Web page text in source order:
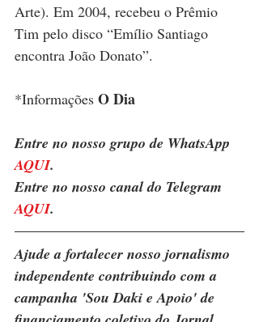
Arte). Em 2004, recebeu o Prêmio
Tim pelo disco “Emílio Santiago
encontra João Donato”.
*Informações O Dia
Entre no nosso grupo de WhatsApp
AQUI.
Entre no nosso canal do Telegram
AQUI.
Ajude a fortalecer nosso jornalismo
independente contribuindo com a
campanha 'Sou Daki e Apoio' de